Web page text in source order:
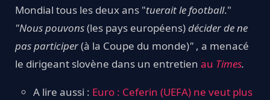
Mondial tous les deux ans "tuerait le football."
"Nous pouvons(les pays européens)décider de ne
pas participer(à la Coupe du monde)" , a menacé
le dirigeant slovène dans un entretien au Times.
A lire aussi : Euro : Ceferin (UEFA) ne veut plus